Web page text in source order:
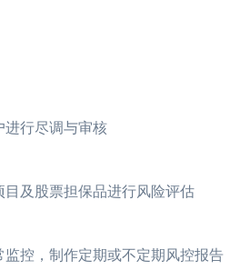
进行尽调与审核
目及股票担保品进行风险评估
监控，制作定期或不定期风控报告